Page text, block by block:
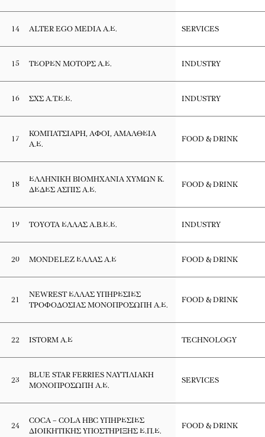
14 ALTER EGO MEDIA Α.Ε. SERVICES
15 ΤΕΟΡΕΝ ΜΟΤΟΡΣ Α.Ε. INDUSTRY
16 ΣΧΣ Α.Τ.Ε.Ε. INDUSTRY
17
ΚΟΜΠΑΤΣΙΑΡΗ, ΑΦΟΙ, ΑΜΑΛΘΕΙΑ
Α.Ε.
FOOD & DRINK
18
ΕΛΛΗΝΙΚΗ ΒΙΟΜΗΧΑΝΙΑ ΧΥΜΩΝ Κ.
ΔΕΔΕΣ ΑΣΠΙΣ Α.Ε.
FOOD & DRINK
19 TOYOTA ΕΛΛΑΣ Α.Β.Ε.Ε. INDUSTRY
20 MONDELEZ ΕΛΛΑΣ Α.Ε FOOD & DRINK
21
NEWREST ΕΛΛΑΣ ΥΠΗΡΕΣΙΕΣ
ΤΡΟΦΟΔΟΣΙΑΣ ΜΟΝΟΠΡΟΣΩΠΗ Α.Ε.
FOOD & DRINK
22 ISTORM Α.Ε TECHNOLOGY
23
BLUE STAR FERRIES ΝΑΥΤΙΛΙΑΚΗ
ΜΟΝΟΠΡΟΣΩΠΗ Α.Ε.
SERVICES
24
COCA – COLA HBC ΥΠΗΡΕΣΙΕΣ
ΔΙΟΙΚΗΤΙΚΗΣ ΥΠΟΣΤΗΡΙΞΗΣ Ε.Π.Ε.
FOOD & DRINK